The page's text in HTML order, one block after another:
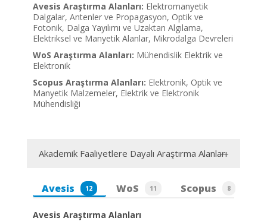
Avesis Araştırma Alanları: Elektromanyetik
Dalgalar, Antenler ve Propagasyon, Optik ve
Fotonik, Dalga Yayılımı ve Uzaktan Algılama,
Elektriksel ve Manyetik Alanlar, Mikrodalga Devreleri
WoS Araştırma Alanları: Mühendislik Elektrik ve
Elektronik
Scopus Araştırma Alanları: Elektronik, Optik ve
Manyetik Malzemeler, Elektrik ve Elektronik
Mühendisliği
Akademik Faaliyetlere Dayalı Araştırma Alanları
Avesis 12 WoS 11 Scopus 8
Avesis Araştırma Alanları